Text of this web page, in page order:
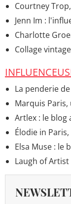
Courtney
Jenn Im :
Charlotte
Collage
La penderie
Marquis
Artlex : le blog
Élodie in
Elsa Muse : le
Laugh of